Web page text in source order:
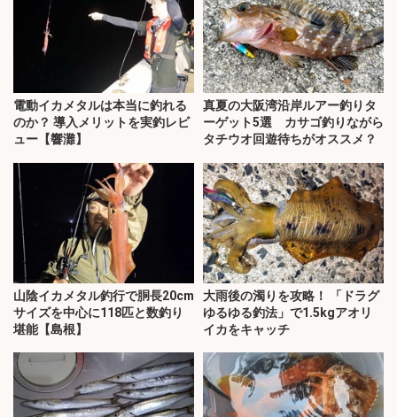
電動イカメタルは本当に釣れる
のか？ 導入メリットを実釣レビ
ュー【響灘】
真夏の大阪湾沿岸ルアー釣りタ
ーゲット5選 カサゴ釣りながら
タチウオ回遊待ちがオススメ？
山陰イカメタル釣行で胴長20cm
サイズを中心に118匹と数釣り
堪能【島根】
大雨後の濁りを攻略！ 「ドラグ
ゆるゆる釣法」で1.5kgアオリ
イカをキャッチ